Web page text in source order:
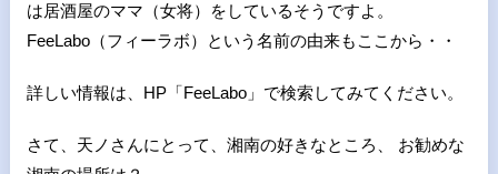
は居酒屋のママ（女将）をしているそうですよ。
FeeLabo（フィーラボ）という名前の由来もここから・・
詳しい情報は、HP「FeeLabo」で検索してみてください。
さて、天ノさんにとって、湘南の好きなところ、 お勧めな